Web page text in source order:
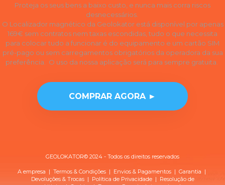
Proteja os seus bens a baixo custo, e nunca mais corra riscos
desnecessários.
O Localizador magnético da Geolokator está disponível por apenas
169€ sem contratos nem taxas escondidas, tudo o que necessita
para colocar tudo a funcionar é do equipamento e um cartão SIM
pré-pago ou sem carregamentos obrigatórios da operadora da sua
preferência. O uso da nossa aplicação será para sempre gratuita.
COMPRAR AGORA ►
GEOLOKATOR© 2024 - Todos os direitos reservados
A empresa | Termos & Condições | Envios & Pagamentos | Garantia |
Devoluções & Trocas| Política de Privacidade| Resolução de